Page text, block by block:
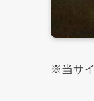
※当サ